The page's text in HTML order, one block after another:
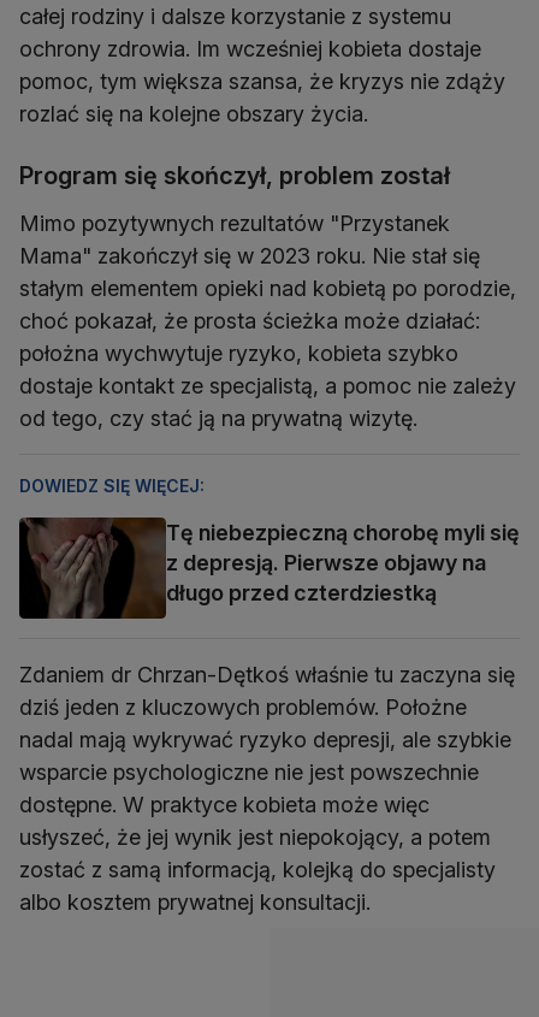
całej rodziny i dalsze korzystanie z systemu
ochrony zdrowia. Im wcześniej kobieta dostaje
pomoc, tym większa szansa, że kryzys nie zdąży
rozlać się na kolejne obszary życia.
Program się skończył, problem został
Mimo pozytywnych rezultatów "Przystanek
Mama" zakończył się w 2023 roku. Nie stał się
stałym elementem opieki nad kobietą po porodzie,
choć pokazał, że prosta ścieżka może działać:
położna wychwytuje ryzyko, kobieta szybko
dostaje kontakt ze specjalistą, a pomoc nie zależy
od tego, czy stać ją na prywatną wizytę.
DOWIEDZ SIĘ WIĘCEJ:
Tę niebezpieczną chorobę myli się
z depresją. Pierwsze objawy na
długo przed czterdziestką
Zdaniem dr Chrzan-Dętkoś właśnie tu zaczyna się
dziś jeden z kluczowych problemów. Położne
nadal mają wykrywać ryzyko depresji, ale szybkie
wsparcie psychologiczne nie jest powszechnie
dostępne. W praktyce kobieta może więc
usłyszeć, że jej wynik jest niepokojący, a potem
zostać z samą informacją, kolejką do specjalisty
albo kosztem prywatnej konsultacji.